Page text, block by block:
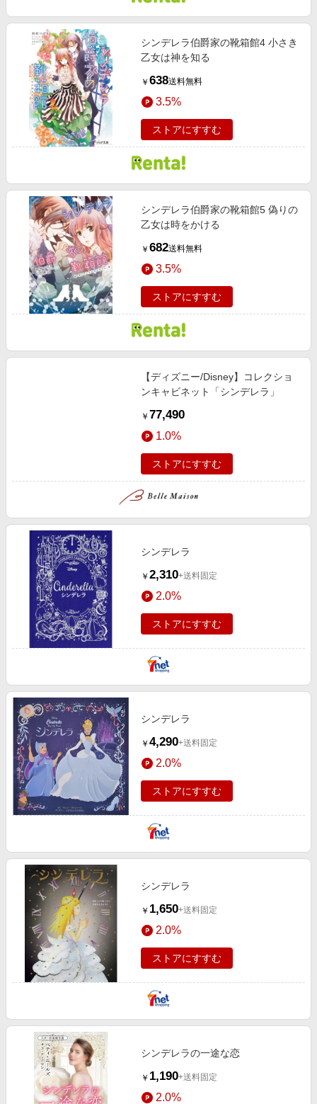
シンデレラ伯爵家の靴箱館4 小さき
乙女は神を知る
￥ 638送料無料
3.5%
ストアにすすむ
シンデレラ伯爵家の靴箱館5 偽りの
乙女は時をかける
￥ 682送料無料
3.5%
ストアにすすむ
【ディズニー/Disney】コレクショ
ンキャビネット「シンデレラ」
￥ 77,490
1.0%
ストアにすすむ
シンデレラ
￥ 2,310+送料固定
2.0%
ストアにすすむ
シンデレラ
￥ 4,290+送料固定
2.0%
ストアにすすむ
シンデレラ
￥ 1,650+送料固定
2.0%
ストアにすすむ
シンデレラの一途な恋
￥ 1,190+送料固定
2.0%